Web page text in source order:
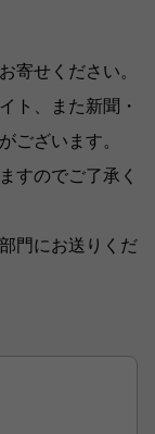
寄せください。
ト、また新聞・
ございます。
すのでご了承く
門にお送りくだ